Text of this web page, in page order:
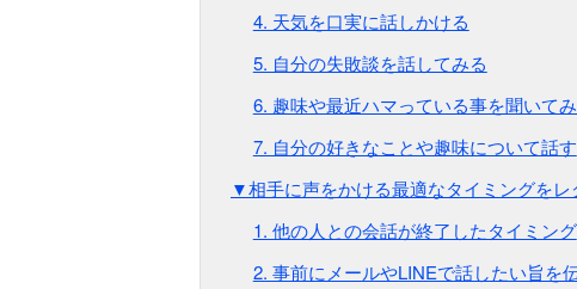
4. 天気を口実に話しかける
5. 自分の失敗談を話してみる
6. 趣味や最近ハマっている事を聞いて
7. 自分の好きなことや趣味について話す
▼相手に声をかける最適なタイミングをレ
1. 他の人との会話が終了したタイミング
2. 事前にメールやLINEで話したい旨を